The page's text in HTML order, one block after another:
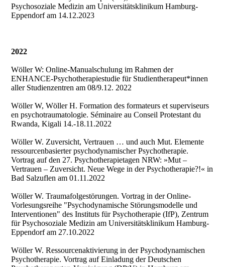
Psychosoziale Medizin am Universitätsklinikum Hamburg-
Eppendorf am 14.12.2023
2022
Wöller W: Online-Manualschulung im Rahmen der
ENHANCE-Psychotherapiestudie für Studientherapeut*innen
aller Studienzentren am 08/9.12. 2022
Wöller W, Wöller H. Formation des formateurs et superviseurs
en psychotraumatologie. Séminaire au Conseil Protestant du
Rwanda, Kigali 14.-18.11.2022
Wöller W. Zuversicht, Vertrauen … und auch Mut. Elemente
ressourcenbasierter psychodynamischer Psychotherapie.
Vortrag auf den 27. Psychotherapietagen NRW: »Mut –
Vertrauen – Zuversicht. Neue Wege in der Psychotherapie?!« in
Bad Salzuflen am 01.11.2022
Wöller W. Traumafolgestörungen. Vortrag in der Online-
Vorlesungsreihe "Psychodynamische Störungsmodelle und
Interventionen" des Instituts für Psychotherapie (IfP), Zentrum
für Psychosoziale Medizin am Universitätsklinikum Hamburg-
Eppendorf am 27.10.2022
Wöller W. Ressourcenaktivierung in der Psychodynamischen
Psychotherapie. Vortrag auf Einladung der Deutschen